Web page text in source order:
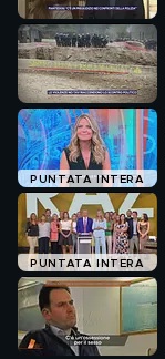
PUNTATA INTERA
PUNTATA INTERA